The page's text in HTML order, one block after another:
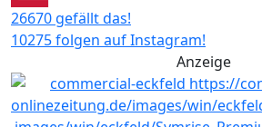
26670 gefällt das!
10275 folgen auf Instagram!
Anzeige